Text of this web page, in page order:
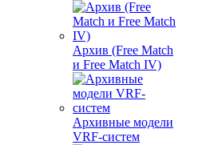
Архив (Free Match
и Free Match IV)
Архивные модели
VRF-систем